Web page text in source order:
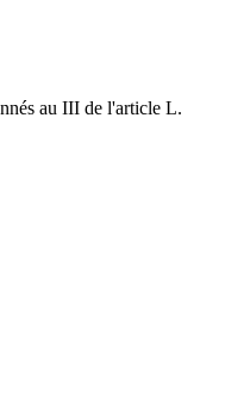
au III de l'article L.